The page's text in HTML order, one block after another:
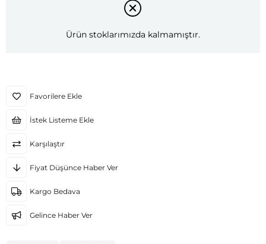
Ürün stoklarımızda kalmamıştır.
Favorilere Ekle
İstek Listeme Ekle
Karşılaştır
Fiyat Düşünce Haber Ver
Kargo Bedava
Gelince Haber Ver